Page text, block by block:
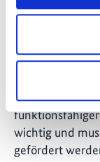
wird auch so
einsetzt. Die
spielen, um am
Aufhebung
öffentlichen
wichtig und
gefördert